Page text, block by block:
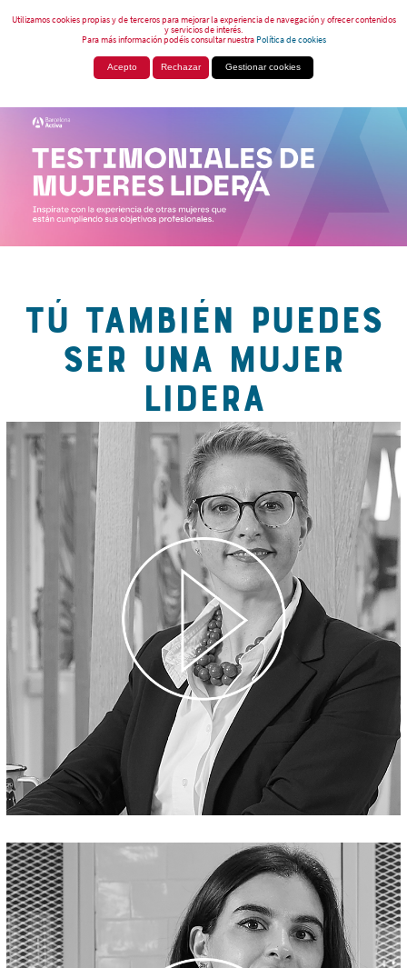
Utilizamos cookies propias y de terceros para mejorar la experiencia de navegación y ofrecer contenidos
y servicios de interés.
Para más información podéis consultar nuestraPolítica de cookies
Acepto Rechazar Gestionar cookies
TÚ TAMBIÉN PUEDES
SER UNA MUJER
LIDERA